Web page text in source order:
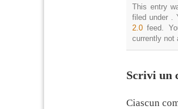
This entry
filed under .
2.0 feed.
currently not
Scrivi un
Ciascun